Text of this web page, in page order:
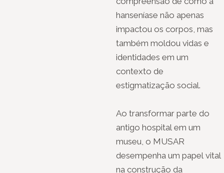
hanseníase não apenas
impactou os corpos, mas
também moldou vidas e
identidades em um
contexto de
estigmatização social.
Ao transformar parte do
antigo hospital em um
museu, o MUSAR
desempenha um papel vital
na construção da